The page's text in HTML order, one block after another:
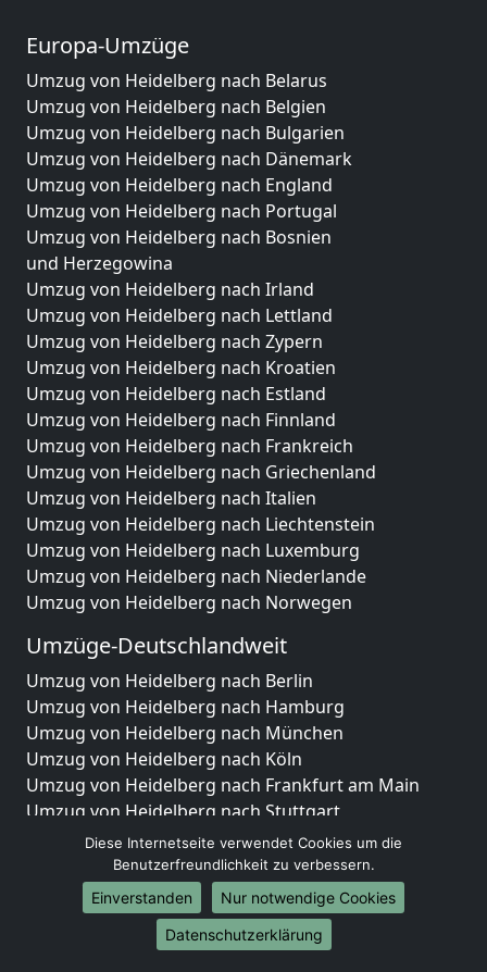
Europa-Umzüge
Umzug von Heidelberg nach Belarus
Umzug von Heidelberg nach Belgien
Umzug von Heidelberg nach Bulgarien
Umzug von Heidelberg nach Dänemark
Umzug von Heidelberg nach England
Umzug von Heidelberg nach Portugal
Umzug von Heidelberg nach Bosnien
und Herzegowina
Umzug von Heidelberg nach Irland
Umzug von Heidelberg nach Lettland
Umzug von Heidelberg nach Zypern
Umzug von Heidelberg nach Kroatien
Umzug von Heidelberg nach Estland
Umzug von Heidelberg nach Finnland
Umzug von Heidelberg nach Frankreich
Umzug von Heidelberg nach Griechenland
Umzug von Heidelberg nach Italien
Umzug von Heidelberg nach Liechtenstein
Umzug von Heidelberg nach Luxemburg
Umzug von Heidelberg nach Niederlande
Umzug von Heidelberg nach Norwegen
Umzüge-Deutschlandweit
Umzug von Heidelberg nach Berlin
Umzug von Heidelberg nach Hamburg
Umzug von Heidelberg nach München
Umzug von Heidelberg nach Köln
Umzug von Heidelberg nach Frankfurt am Main
Umzug von Heidelberg nach Stuttgart
Umzug von Heidelberg nach Düsseldorf
Umzug von Heidelberg nach Leipzig
Umzug von Heidelberg nach Dortmund
Umzug von Heidelberg nach Essen
Umzug von Heidelberg nach Bremen
Diese Internetseite verwendet Cookies um die
Benutzerfreundlichkeit zu verbessern.
Einverstanden
Nur notwendige Cookies
Datenschutzerklärung